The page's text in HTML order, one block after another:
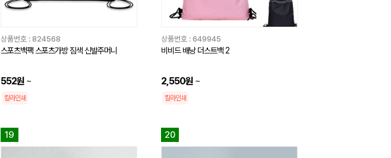
상품번호 : 824568
스포츠백팩 스포츠가방 짐색 신발주머니
552원 ~
칼라인쇄
상품번호 : 649945
비비드 배낭 더스트백 2
2,550원 ~
칼라인쇄
19 20